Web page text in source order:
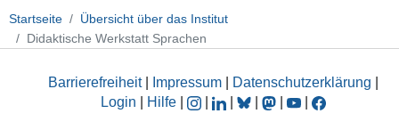
Startseite
Übersicht über das Institut
Didaktische Werkstatt Sprachen
Barrierefreiheit| Impressum Datenschutzerklärung
Login
Hilfe